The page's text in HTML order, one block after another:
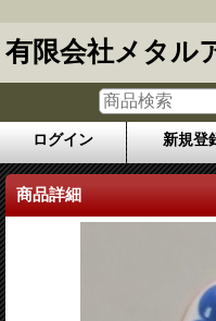
有限会社メタル
ログイン 新規登
商品詳細